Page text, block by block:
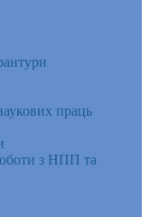
праць
з НПП та